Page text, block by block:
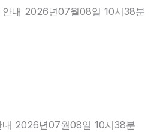
내 2026년07월08일 10시38분
내 2026년07월08일 10시38분